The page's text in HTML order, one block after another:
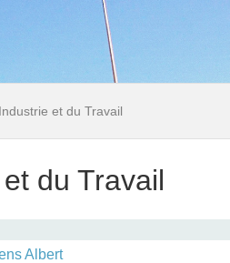
et du Travail
du Travail
Albert